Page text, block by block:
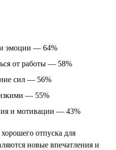
эмоции — 64%
от работы — 58%
сил — 56%
— 55%
и мотивации — 43%
отпуска для
новые впечатления и